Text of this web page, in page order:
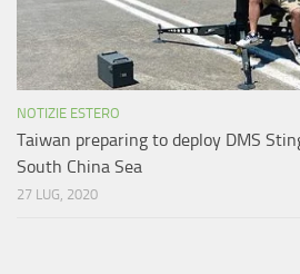
NOTIZIE ESTERO
Taiwan preparing to deploy DMS
South China Sea
27 LUG, 2020